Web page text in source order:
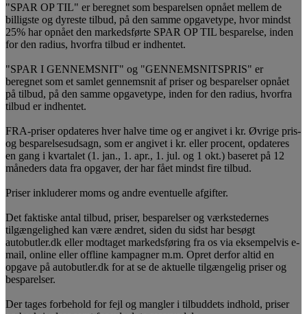
"SPAR OP TIL" er beregnet som besparelsen opnået mellem de
billigste og dyreste tilbud, på den samme opgavetype, hvor mindst
25% har opnået den markedsførte SPAR OP TIL besparelse, inden
for den radius, hvorfra tilbud er indhentet.
"SPAR I GENNEMSNIT" og "GENNEMSNITSPRIS" er
beregnet som et samlet gennemsnit af priser og besparelser opnået
på tilbud, på den samme opgavetype, inden for den radius, hvorfra
tilbud er indhentet.
FRA-priser opdateres hver halve time og er angivet i kr. Øvrige pris-
og besparelsesudsagn, som er angivet i kr. eller procent, opdateres
en gang i kvartalet (1. jan., 1. apr., 1. jul. og 1 okt.) baseret på 12
måneders data fra opgaver, der har fået mindst fire tilbud.
Priser inkluderer moms og andre eventuelle afgifter.
Det faktiske antal tilbud, priser, besparelser og værkstedernes
tilgængelighed kan være ændret, siden du sidst har besøgt
autobutler.dk eller modtaget markedsføring fra os via eksempelvis e-
mail, online eller offline kampagner m.m. Opret derfor altid en
opgave på autobutler.dk for at se de aktuelle tilgængelig priser og
besparelser.
Der tages forbehold for fejl og mangler i tilbuddets indhold, priser